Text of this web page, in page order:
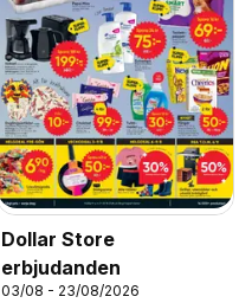
Dollar Store
erbjudanden
03/08 - 23/08/2026